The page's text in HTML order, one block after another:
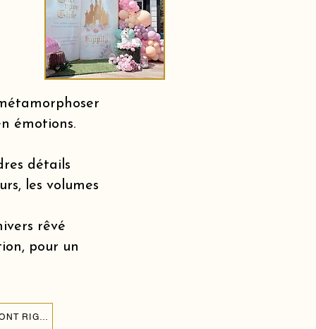
émotions.
détails
les volumes
rêvé
pour un
CRÉER UN MUR DE BALLONS POUR L'ANNIVERSAIRE DE MON ENFANT AU MONT RIGI 6410